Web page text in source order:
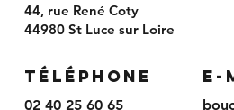
44, rue René Coty
44980 St Luce sur Loire
Téléphone
02 40 25 60 65
E-